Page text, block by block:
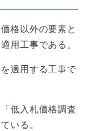
格以外の要素と
用工事である。
適用する工事で
低入札価格調査
いる。